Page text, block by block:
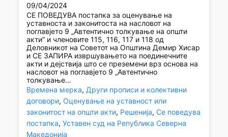
09/04/2024
СЕ ПОВЕДУВА постапка за оценување на
уставноста и законитоста на насловот на
поглавјето 9 „Автентично толкување на општи
акти” и членовите 115, 116, 117 и 118 од
Деловникот на Советот на Општина Демир Хисар
и СЕ ЗАПИРА извршувањето на поединечните
акти и дејствија што се преземени врз основа на
насловот на поглавјето 9 „Автентично
толкување…
Времена мерка, Други прописи и колективни
договори, Оценување на уставност или
законитост на општи акти, Решенија, Се поведува
постапка, Уставен суд на Република Северна
Македонија